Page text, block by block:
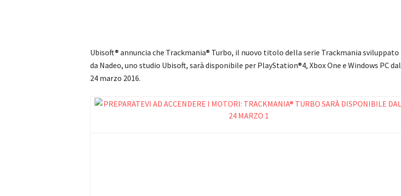
Ubisoft® annuncia che Trackmania® Turbo, il nuovo titolo della serie Trackmania sviluppato
da Nadeo, uno studio Ubisoft, sarà disponibile per PlayStation®4, Xbox One e Windows PC dal
24 marzo 2016.